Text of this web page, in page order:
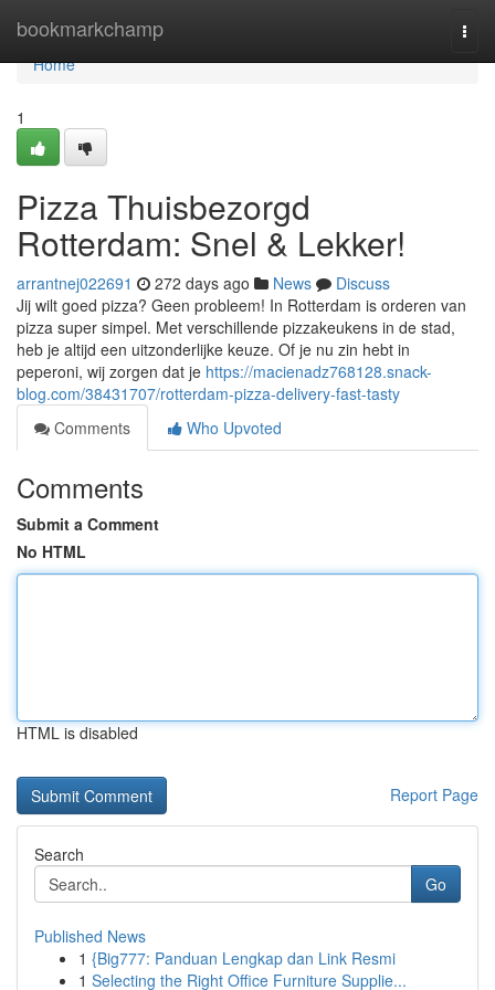
bookmarkchamp
Home
Home
1
Pizza Thuisbezorgd
Rotterdam: Snel & Lekker!
arrantnej022691 272 days ago News
Discuss
Jij wilt goed pizza? Geen probleem! In Rotterdam is orderen van
pizza super simpel. Met verschillende pizzakeukens in de stad,
heb je altijd een uitzonderlijke keuze. Of je nu zin hebt in
peperoni, wij zorgen dat je https://macienadz768128.snack-
blog.com/38431707/rotterdam-pizza-delivery-fast-tasty
Comments
Who Upvoted
Comments
Submit a Comment
No HTML
HTML is disabled
Report Page
Search
Go
Published News
1 {Big777: Panduan Lengkap dan Link Resmi
1 Selecting the Right Office Furniture Supplie...